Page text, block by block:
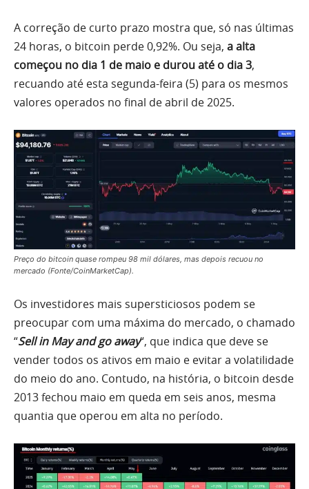
A correção de curto prazo mostra que, só nas últimas
24 horas, o bitcoin perde 0,92%. Ou seja, a alta
começou no dia 1 de maio e durou até o dia 3,
recuando até esta segunda-feira (5) para os mesmos
valores operados no final de abril de 2025.
Preço do bitcoin quase rompeu 98 mil dólares, mas depois recuou no
mercado (Fonte/CoinMarketCap).
Os investidores mais supersticiosos podem se
preocupar com uma máxima do mercado, o chamado
“Sell in May and go away“, que indica que deve se
vender todos os ativos em maio e evitar a volatilidade
do meio do ano. Contudo, na história, o bitcoin desde
2013 fechou maio em queda em seis anos, mesma
quantia que operou em alta no período.